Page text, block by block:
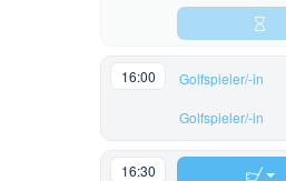
16:00 Golfspieler/-in
Golfspieler/-in
16:30